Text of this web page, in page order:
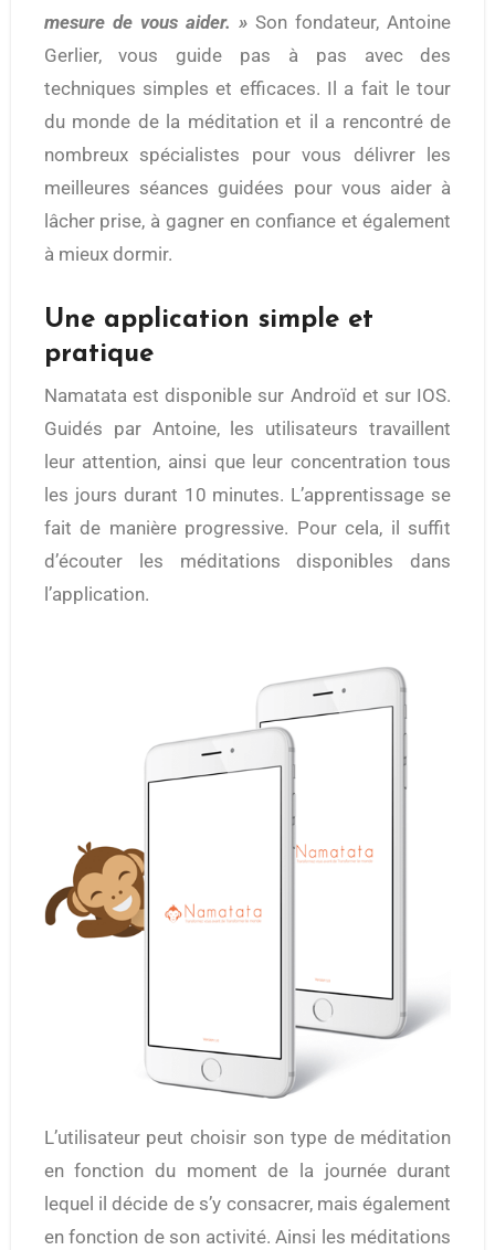
mesure de vous aider. » Son fondateur, Antoine
Gerlier, vous guide pas à pas avec des
techniques simples et efficaces. Il a fait le tour
du monde de la méditation et il a rencontré de
nombreux spécialistes pour vous délivrer les
meilleures séances guidées pour vous aider à
lâcher prise, à gagner en confiance et également
à mieux dormir.
Une application simple et
pratique
Namatata est disponible sur Androïd et sur IOS.
Guidés par Antoine, les utilisateurs travaillent
leur attention, ainsi que leur concentration tous
les jours durant 10 minutes. L’apprentissage se
fait de manière progressive. Pour cela, il suffit
d’écouter les méditations disponibles dans
l’application.
L’utilisateur peut choisir son type de méditation
en fonction du moment de la journée durant
lequel il décide de s’y consacrer, mais également
en fonction de son activité. Ainsi les méditations